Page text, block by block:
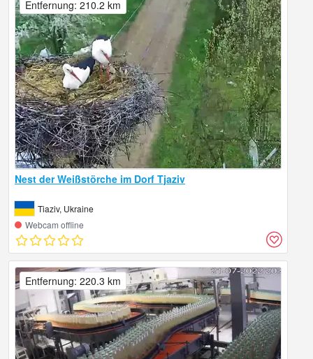
Nest der Weißstörche im Dorf Tjaziv
Tiaziv, Ukraine
Webcam offline
Entfernung: 210.2 km
Entfernung: 220.3 km